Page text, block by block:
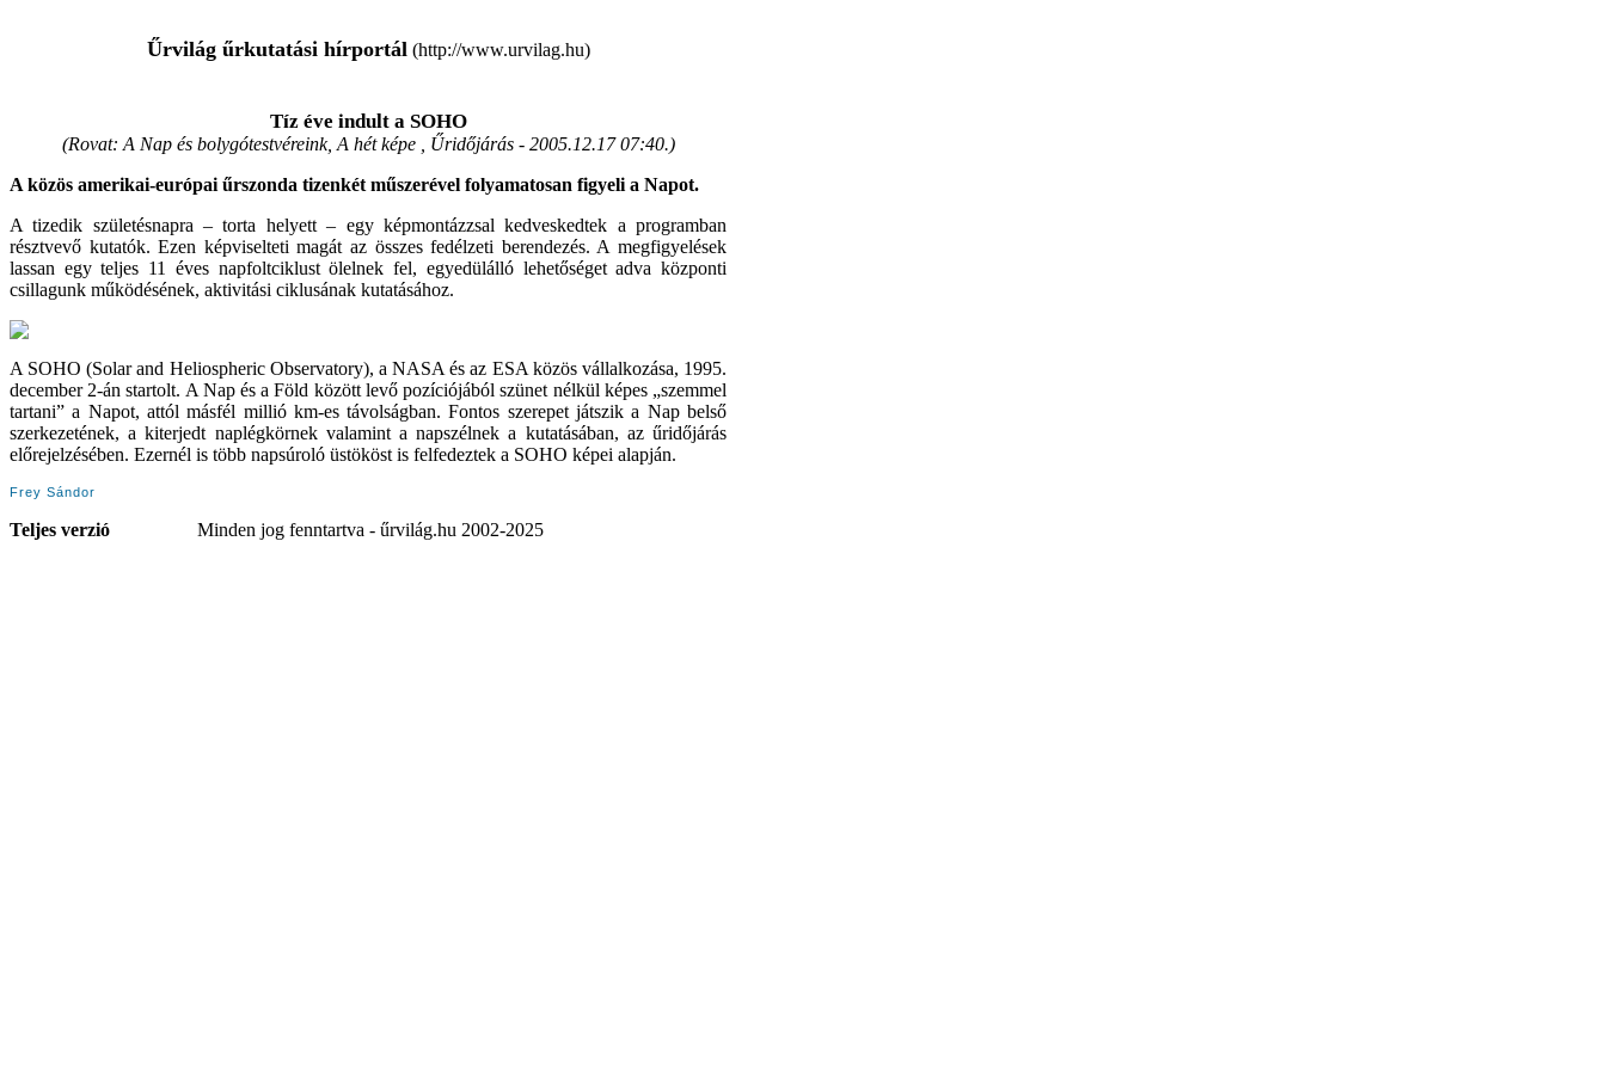
Űrvilág űrkutatási hírportál (http://www.urvilag.hu)
Tíz éve indult a SOHO
(Rovat: A Nap és bolygótestvéreink, A hét képe , Űridőjárás - 2005.12.17 07:40.)
A közös amerikai-európai űrszonda tizenkét műszerével folyamatosan figyeli a Napot.
A tizedik születésnapra – torta helyett – egy képmontázzsal kedveskedtek a programban
résztvevő kutatók. Ezen képviselteti magát az összes fedélzeti berendezés. A megfigyelések
lassan egy teljes 11 éves napfoltciklust ölelnek fel, egyedülálló lehetőséget adva központi
csillagunk működésének, aktivitási ciklusának kutatásához.
A SOHO (Solar and Heliospheric Observatory), a NASA és az ESA közös vállalkozása, 1995.
december 2-án startolt. A Nap és a Föld között levő pozíciójából szünet nélkül képes „szemmel
tartani” a Napot, attól másfél millió km-es távolságban. Fontos szerepet játszik a Nap belső
szerkezetének, a kiterjedt naplégkörnek valamint a napszélnek a kutatásában, az űridőjárás
előrejelzésében. Ezernél is több napsúroló üstököst is felfedeztek a SOHO képei alapján.
Frey Sándor
Teljes verzió Minden jog fenntartva - űrvilág.hu 2002-2025